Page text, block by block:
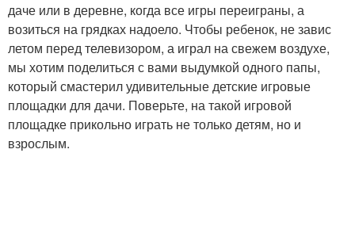
даче или в деревне, когда все игры переиграны, а
возиться на грядках надоело. Чтобы ребенок, не завис
летом перед телевизором, а играл на свежем воздухе,
мы хотим поделиться с вами выдумкой одного папы,
который смастерил удивительные детские игровые
площадки для дачи. Поверьте, на такой игровой
площадке прикольно играть не только детям, но и
взрослым.